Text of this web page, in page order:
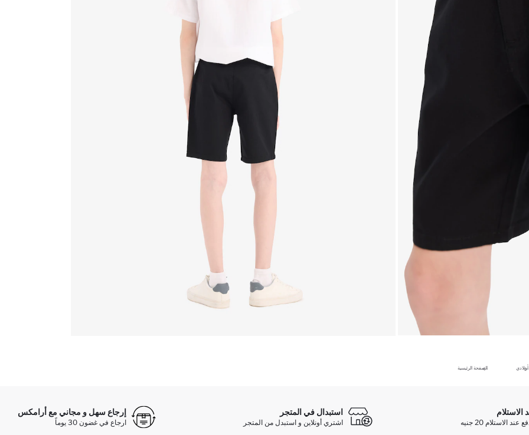
الصفحة الرئيسية أولادي
الاستلام
الاستلام 20 جنيه
استبدال في المتجر
اشتري أونلاين و استبدل من المتجر
إرجاع سهل و مجاني مع أرامكس
ارجاع في غضون 30 يوماً